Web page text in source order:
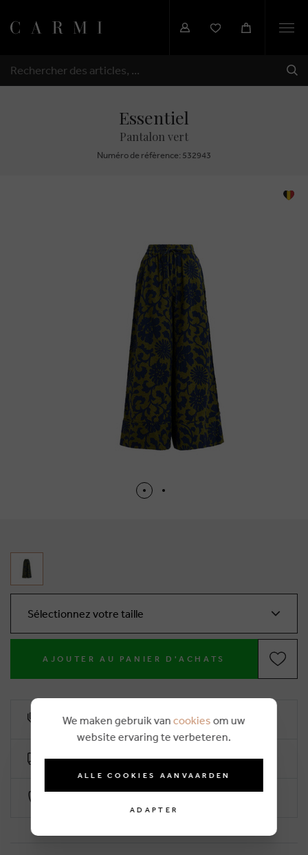
RECHERCHER
Essentiel
Pantalon vert
Numéro de réfèrence: 532943
Sélectionnez votre taille
AJOUTER AU PANIER D'ACHATS
10% remise de fidélité
Livraison gratuite dès €50 (2-4 jours ouvrables)
We maken gebruik van cookies om uw
website ervaring te verbeteren.
ALLE COOKIES AANVAARDEN
ADAPTER